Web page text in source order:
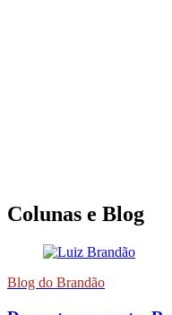
Colunas e Blog
Blog do Brandão